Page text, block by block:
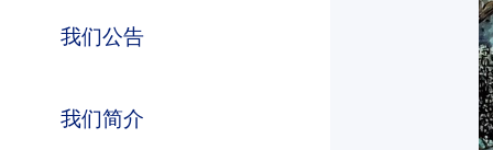
我们公告
我们简介